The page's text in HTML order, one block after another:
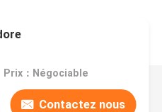
Prix：Négociable
Contactez nous